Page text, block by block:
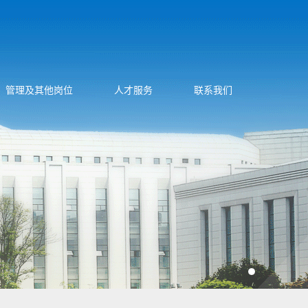
管理及其他岗位 人才服务 联系我们